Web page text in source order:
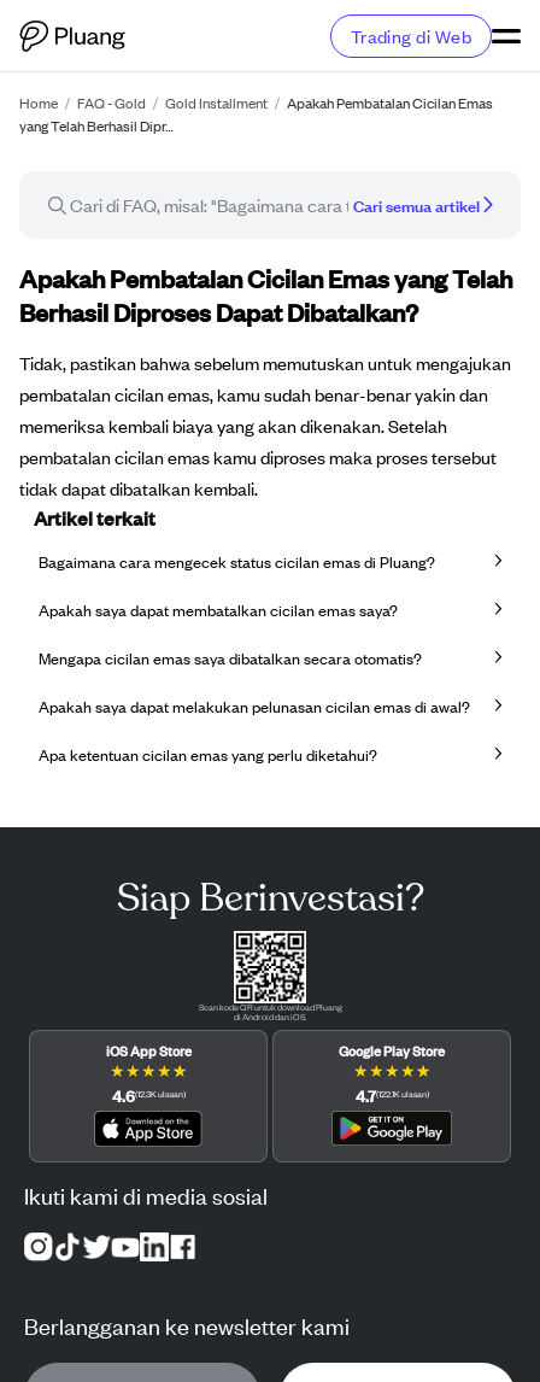
Trading di Web
Home / FAQ - Gold / Gold Installment / Apakah Pembatalan Cicilan Emas
yang Telah Berhasil Dipr…
Cari semua artikel
Artikel FAQ
Apakah Pembatalan Cicilan Emas yang Telah
Berhasil Diproses Dapat Dibatalkan?
Tidak, pastikan bahwa sebelum memutuskan untuk mengajukan
pembatalan cicilan emas, kamu sudah benar-benar yakin dan
memeriksa kembali biaya yang akan dikenakan. Setelah
pembatalan cicilan emas kamu diproses maka proses tersebut
tidak dapat dibatalkan kembali.
Artikel terkait
Bagaimana cara mengecek status cicilan emas di Pluang?
Apakah saya dapat membatalkan cicilan emas saya?
Mengapa cicilan emas saya dibatalkan secara otomatis?
Apakah saya dapat melakukan pelunasan cicilan emas di awal?
Apa ketentuan cicilan emas yang perlu diketahui?
Siap Berinvestasi?
Scan kode QR untuk download Pluang
di Android dan iOS.
iOS App Store
★★★★★
4.6(12.3K ulasan)
Google Play Store
★★★★★
4.7(122.1K ulasan)
Ikuti kami di media sosial
Berlangganan ke newsletter kami